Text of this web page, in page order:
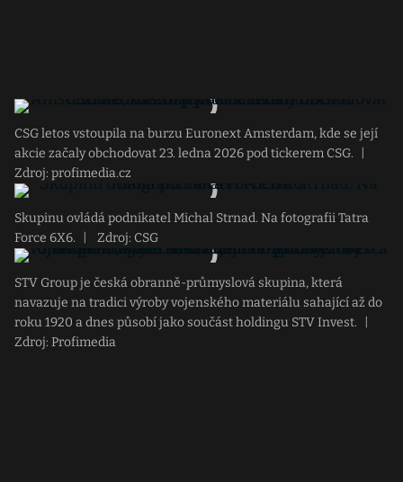
CSG letos vstoupila na burzu Euronext Amsterdam, kde se její
akcie začaly obchodovat 23. ledna 2026 pod tickerem CSG.
Zdroj: profimedia.cz
Skupinu ovládá podnikatel Michal Strnad. Na fotografii Tatra
Force 6X6.
Zdroj: CSG
STV Group je česká obranně-průmyslová skupina, která
navazuje na tradici výroby vojenského materiálu sahající až do
roku 1920 a dnes působí jako součást holdingu STV Invest.
Zdroj: Profimedia